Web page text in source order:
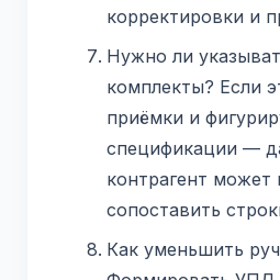
корректировки и
Нужно ли
комплекты? Если
приёмки и
спецификации —
контрагент может
сопоставить
Как уменьшить